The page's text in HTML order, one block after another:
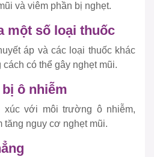
và viêm phần bị nghẹt.
một số loại thuốc
áp và các loại thuốc khác
có thể gây nghẹt mũi.
ô nhiễm
xúc với môi trường ô nhiễm,
tăng nguy cơ nghẹt mũi.